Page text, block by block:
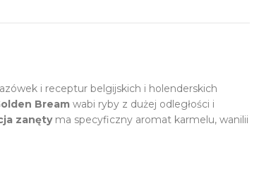
i receptur belgijskich i holenderskich
Bream wabi ryby z dużej odległości i
zanętyma specyficzny aromat karmelu, wanilii